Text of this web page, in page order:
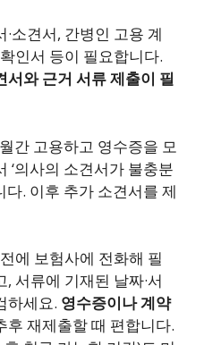
소견서, 간병인 고용 계
인서 등이 필요합니다.
와 근거 서류 제출이 필
간 고용하고 영수증을 모
‘의사의 소견서가 불충분
다. 이후 추가 소견서를 제
에 보험사에 전화해 필
서류에 기재된 날짜·서
하세요. 영수증이나 계약
후 재제출할 때 편합니다.